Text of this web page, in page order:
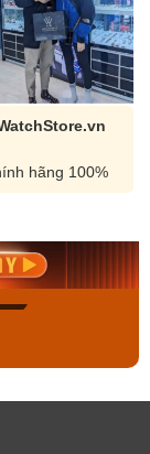
hãng 100%
Nam MTS-
ngay